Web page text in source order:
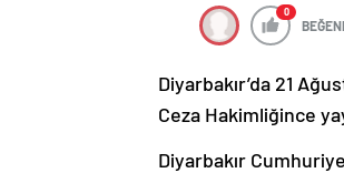
0
Diyarbakır’da 21
Ceza Hakimliğince
Diyarbakır